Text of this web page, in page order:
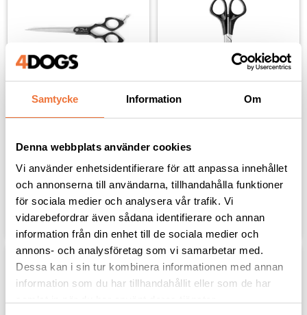
Samtycke Information Om
Denna webbplats använder cookies
Vi använder enhetsidentifierare för att anpassa innehållet
och annonserna till användarna, tillhandahålla funktioner
för sociala medier och analysera vår trafik. Vi
vidarebefordrar även sådana identifierare och annan
information från din enhet till de sociala medier och
annons- och analysföretag som vi samarbetar med.
Dessa kan i sin tur kombinera informationen med annan
information som du har tillhandahållit eller som de har
Shark Color Svart - Rak
För detalj- och
799kr
Lägg till i favoriter
Artero Art Studio rak
Rak sax 7"
339kr